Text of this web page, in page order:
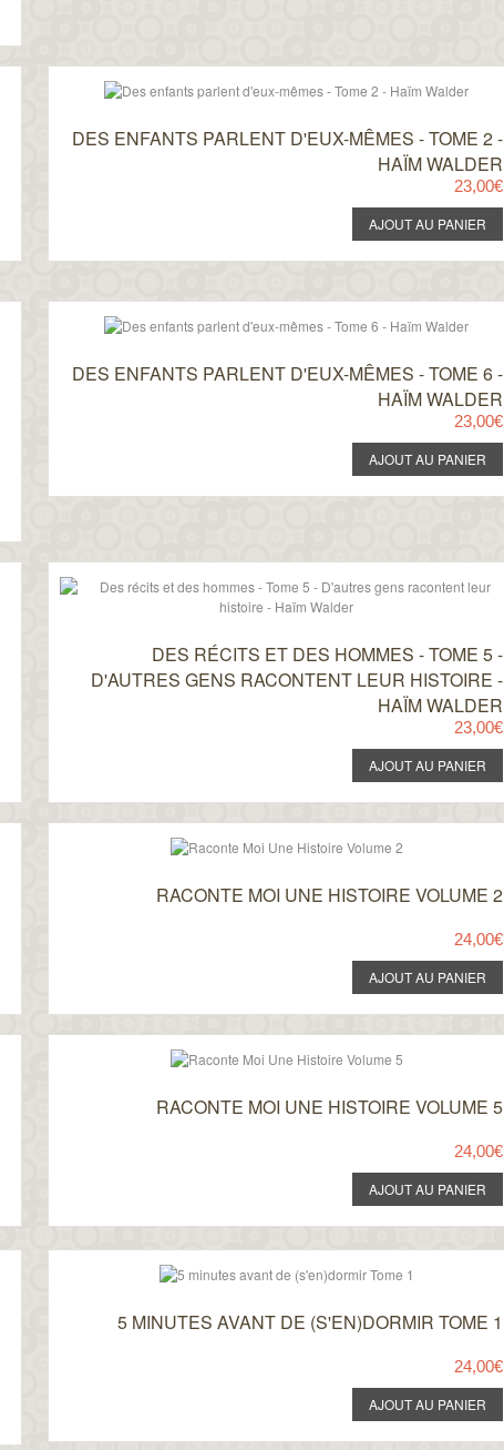
DES ENFANTS PARLENT D'EUX-MÊMES - TOME 2 -
HAÏM WALDER
23,00€
DES ENFANTS PARLENT D'EUX-MÊMES - TOME 6 -
HAÏM WALDER
23,00€
DES RÉCITS ET DES HOMMES - TOME 5 -
D'AUTRES GENS RACONTENT LEUR HISTOIRE -
HAÏM WALDER
23,00€
RACONTE MOI UNE HISTOIRE VOLUME 2
24,00€
RACONTE MOI UNE HISTOIRE VOLUME 5
24,00€
5 MINUTES AVANT DE (S'EN)DORMIR TOME 1
24,00€